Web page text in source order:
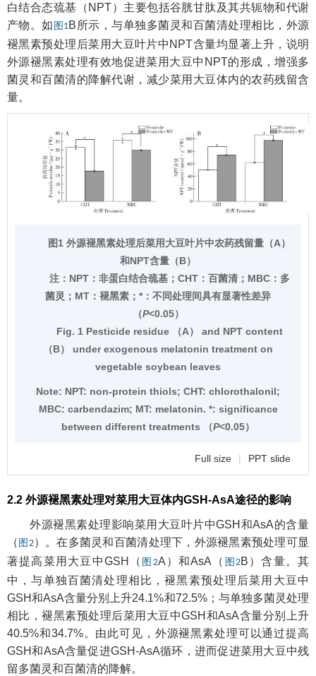
白结合态巯基（NPT）主要包括谷胱甘肽及其共轭物和代谢
产物。如 图1B所示，与单独多菌灵和百菌清处理相比，外源
褪黑素预处理后菜用大豆叶片中NPT含量均显著上升，说明
外源褪黑素处理有效地促进菜用大豆中NPT的形成，增强多
菌灵和百菌清的降解代谢，减少菜用大豆体内的农药残留含
量。
图1 外源褪黑素处理后菜用大豆叶片中农药残留量（A）
和NPT含量（B）
注： NPT：非蛋白结合巯基；CHT：百菌清；MBC：多
菌灵；MT：褪黑素；*：不同处理间具有显著性差异
（P<0.05）
Fig. 1 Pesticide residue （A） and NPT content
（B） under exogenous melatonin treatment on
vegetable soybean leaves
Note: NPT: non-protein thiols; CHT: chlorothalonil;
MBC: carbendazim; MT: melatonin. *: significance
between different treatments （P<0.05）
Full size | PPT slide
2.2 外源褪黑素处理对菜用大豆体内GSH-AsA途径的影响
外源褪黑素处理影响菜用大豆叶片中GSH和AsA的含量
（ 图2）。在多菌灵和百菌清处理下，外源褪黑素预处理可显
著提高菜用大豆中GSH（ 图2A）和AsA（ 图2B）含量。其
中，与单独百菌清处理相比，褪黑素预处理后菜用大豆中
GSH和AsA含量分别上升24.1%和72.5%；与单独多菌灵处理
相比，褪黑素预处理后菜用大豆中GSH和AsA含量分别上升
40.5%和34.7%。由此可见，外源褪黑素处理可以通过提高
GSH和AsA含量促进GSH-AsA循环，进而促进菜用大豆中残
留多菌灵和百菌清的降解。